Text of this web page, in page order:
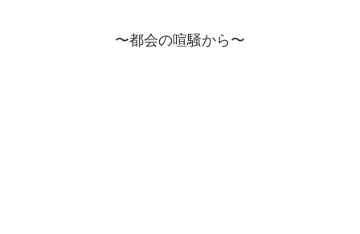
〜都会の喧騒から〜